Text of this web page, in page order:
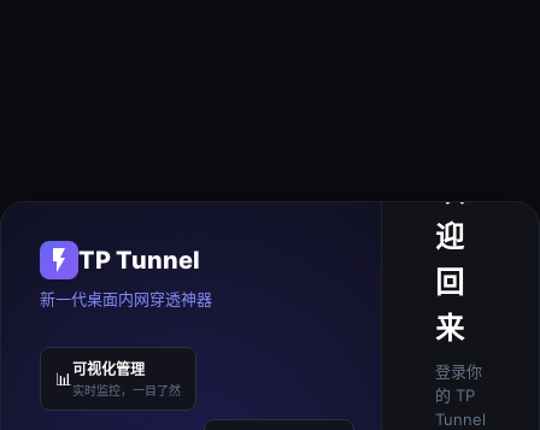
TP Tunnel
新一代桌面内网穿透神器
📊 可视化管理
实时监控，一目了然
迎
回
来
登录你
的 TP
Tunnel